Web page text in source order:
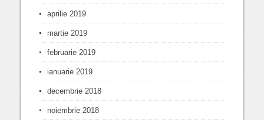
aprilie 2019
martie 2019
februarie 2019
ianuarie 2019
decembrie 2018
noiembrie 2018